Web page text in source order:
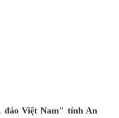
đảo Việt Nam" tỉnh An